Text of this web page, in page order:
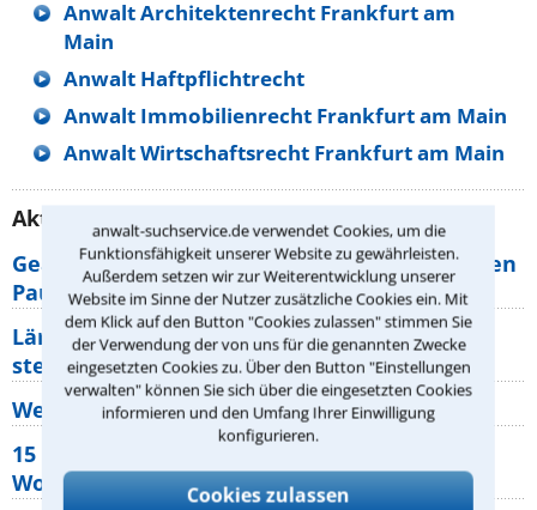
anwalt-suchservice.de verwendet Cookies, um die
Funktionsfähigkeit unserer Website zu gewährleisten.
Außerdem setzen wir zur Weiterentwicklung unserer
Website im Sinne der Nutzer zusätzliche Cookies ein. Mit
dem Klick auf den Button "Cookies zulassen" stimmen Sie
der Verwendung der von uns für die genannten Zwecke
eingesetzten Cookies zu. Über den Button "Einstellungen
verwalten" können Sie sich über die eingesetzten Cookies
informieren und den Umfang Ihrer Einwilligung
konfigurieren.
Cookies zulassen
Anwalt Architektenrecht Frankfurt am
Main
Anwalt Haftpflichtrecht
Anwalt Immobilienrecht Frankfurt am Main
Anwalt Wirtschaftsrecht Frankfurt am Main
Aktuelle Rechtstipps unserer Redaktion
Geänderte Abflugzeiten: Welche Rechte haben
Pauschalurlauber?
Lärm von den Nachbarn: Welche Rechte
stehen mir zu?
Wer muss Zweitwohnungssteuer zahlen?
15 elementare Rechte, die jeder
Wohnungseigentümer kennen sollte